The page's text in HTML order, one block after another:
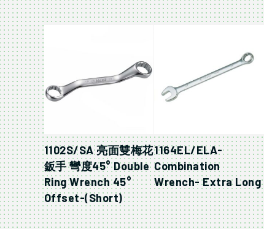
1102S/SA 亮面雙梅花
鈑手 彎度45° Double
Ring Wrench 45°
Offset-(Short)
1164EL/ELA-
Combination
Wrench- Extra Long